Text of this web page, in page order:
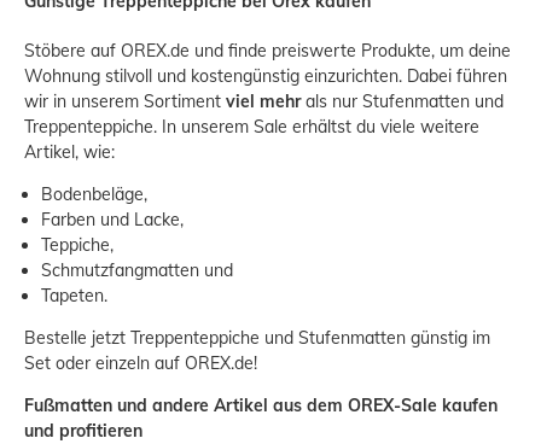
Stöbere auf OREX.de und finde preiswerte Produkte, um deine
Wohnung stilvoll und kostengünstig einzurichten. Dabei führen
wir in unserem Sortiment viel mehrals nur Stufenmatten und
Treppenteppiche. In unserem Sale erhältst du viele weitere
Artikel, wie:
Bodenbeläge,
Farben und Lacke,
Teppiche,
Schmutzfangmatten und
Tapeten.
Bestelle jetzt Treppenteppiche und Stufenmatten günstig im
Set oder einzeln auf OREX.de!
Fußmatten und andere Artikel aus dem OREX-Sale kaufen
und profitieren